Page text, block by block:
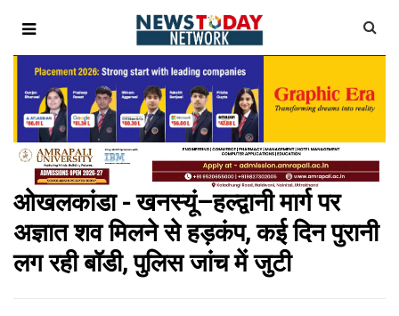
ओखलकांडा - खनस्यूं–हल्द्वानी मार्ग पर
अज्ञात शव मिलने से हड़कंप, कई दिन पुरानी
लग रही बॉडी, पुलिस जांच में जुटी